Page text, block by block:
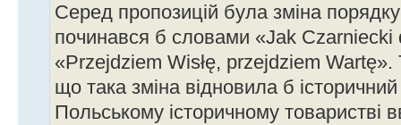
Серед пропозицій була зміна
починався б словами «Jak Czarniecki
«Przejdziem Wisłę, przejdziem Wartę».
що така зміна відновила б
Польському історичному товаристві